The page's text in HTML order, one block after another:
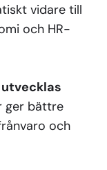
vidare till
och HR-
ger bättre
och